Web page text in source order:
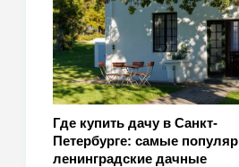
Где купить дачу в Санкт-
Петербурге: самые
ленинградские дачные